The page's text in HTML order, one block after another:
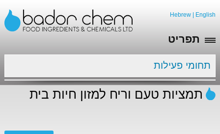
Hebrew English
תפריט
תחומי פעילות
תמציות טעם וריח למזון חיות בית